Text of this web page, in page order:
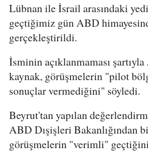
Lübnan ile İsrail arasındaki
geçtiğimiz gün ABD
gerçekleştirildi.
İsminin açıklanmaması
kaynak, görüşmelerin "pilot
sonuçlar vermediğini" söyledi.
Beyrut'tan yapılan
ABD Dışişleri Bakanlığından
görüşmelerin "verimli"